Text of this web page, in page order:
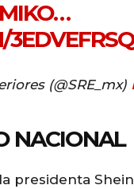
(@SRE_mx)
NACIONAL
presidenta